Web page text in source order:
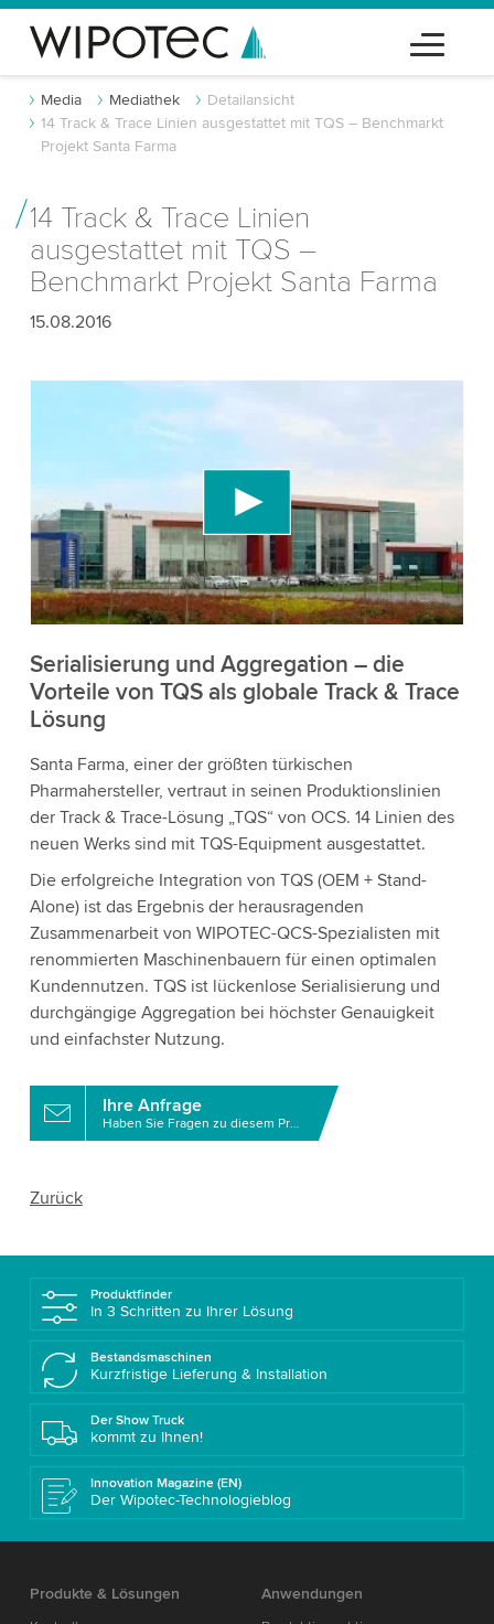
Media Mediathek
Detailansicht
14 Track & Trace Linien ausgestattet mit TQS – Benchmarkt
Projekt Santa Farma
14 Track & Trace Linien
ausgestattet mit TQS –
Benchmarkt Projekt Santa Farma
15.08.2016
Wir benötigen Ihre Zustimmung, um den
YouTube-Videodienst zu laden!
Wir verwenden einen Drittanbieterdienst, um
Videoinhalte einzubetten, der Daten über Ihre
Aktivitäten sammeln kann. Bitte überprüfen Sie
die Details und akzeptieren Sie den Dienst, um
dieses Video anzusehen.
Weitere Informationen
Serialisierung und Aggregation – die
Vorteile von TQS als globale Track & Trace
Lösung
Santa Farma, einer der größten türkischen
Pharmahersteller, vertraut in seinen Produktionslinien
der Track & Trace-Lösung „TQS“ von OCS. 14 Linien des
neuen Werks sind mit TQS-Equipment ausgestattet.
Die erfolgreiche Integration von TQS (OEM + Stand-
Alone) ist das Ergebnis der herausragenden
Zusammenarbeit von WIPOTEC-QCS-Spezialisten mit
renommierten Maschinenbauern für einen optimalen
Kundennutzen. TQS ist lückenlose Serialisierung und
durchgängige Aggregation bei höchster Genauigkeit
und einfachster Nutzung.
Ihre Anfrage
Haben Sie Fragen zu diesem Produkt?
Zurück
Produktfinder
In 3 Schritten zu Ihrer Lösung
Bestandsmaschinen
Kurzfristige Lieferung & Installation
Der Show Truck
kommt zu Ihnen!
Innovation Magazine (EN)
Der Wipotec-Technologieblog
Produkte & Lösungen
Anwendungen